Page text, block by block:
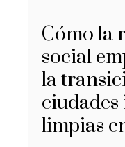
Cómo la
social
la
limpias